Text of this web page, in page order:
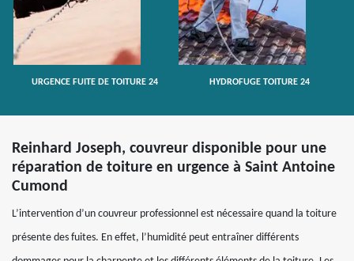
URGENCE FUITE DE TOITURE 24 HYDROFUGE TOITURE 24
Reinhard Joseph, couvreur disponible pour une
réparation de toiture en urgence à Saint Antoine
Cumond
L’intervention d’un couvreur professionnel est nécessaire quand la toiture
présente des fuites. En effet, l’humidité peut entraîner différents